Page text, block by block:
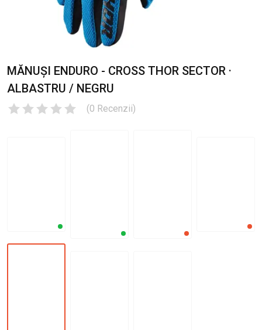
MĂNUȘI ENDURO - CROSS THOR SECTOR ·
ALBASTRU / NEGRU
(0 Recenzii)